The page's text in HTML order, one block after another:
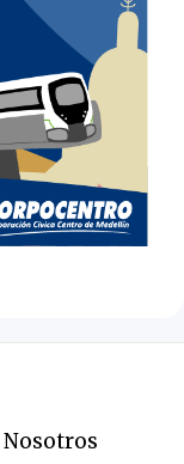
Nosotros